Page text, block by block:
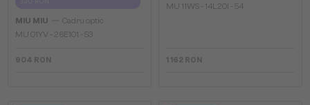
MIU MIU
Cadru optic
MU 01YV - 26E1O1 - 53
904 RON
MU 11WS - 14L20I - 54
1 162 RON